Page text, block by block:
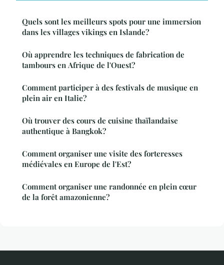
Quels sont les meilleurs spots pour une immersion
dans les villages vikings en Islande?
Où apprendre les techniques de fabrication de
tambours en Afrique de l'Ouest?
Comment participer à des festivals de musique en
plein air en Italie?
Où trouver des cours de cuisine thaïlandaise
authentique à Bangkok?
Comment organiser une visite des forteresses
médiévales en Europe de l'Est?
Comment organiser une randonnée en plein cœur
de la forêt amazonienne?